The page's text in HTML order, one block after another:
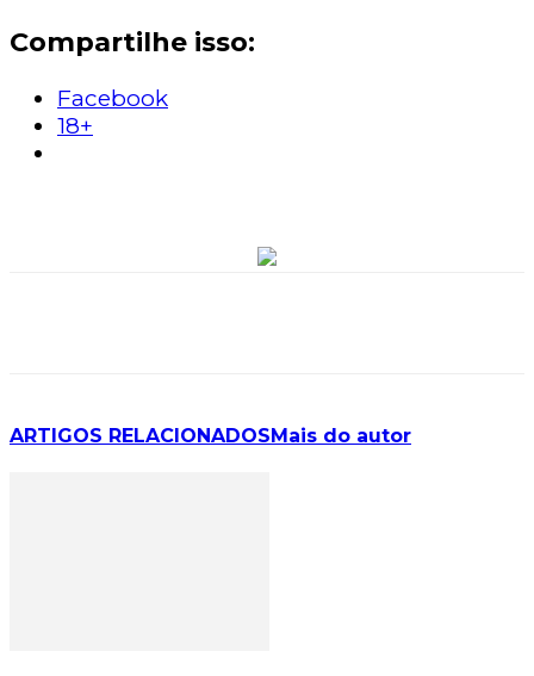
Compartilhe isso:
Facebook
18+
ARTIGOS RELACIONADOSMais do autor